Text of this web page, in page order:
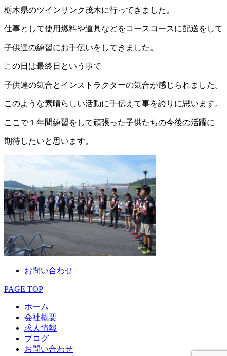
栃木県のツインリンク茂木に行ってきました。
仕事として使用燃料や道具などをコースコースに配送をして
子供達の練習にお手伝いをしてきました。
この日は最終日という事で
子供達の気合とインストラクターの気合が感じられました。
このような素晴らしい活動に手伝えて事を誇りに思います。
ここで１年間練習をして頑張った子供たちの今後の活躍に
期待したいと思います。
お問い合わせ
PAGE TOP
ホーム
会社概要
求人情報
ブログ
お問い合わせ